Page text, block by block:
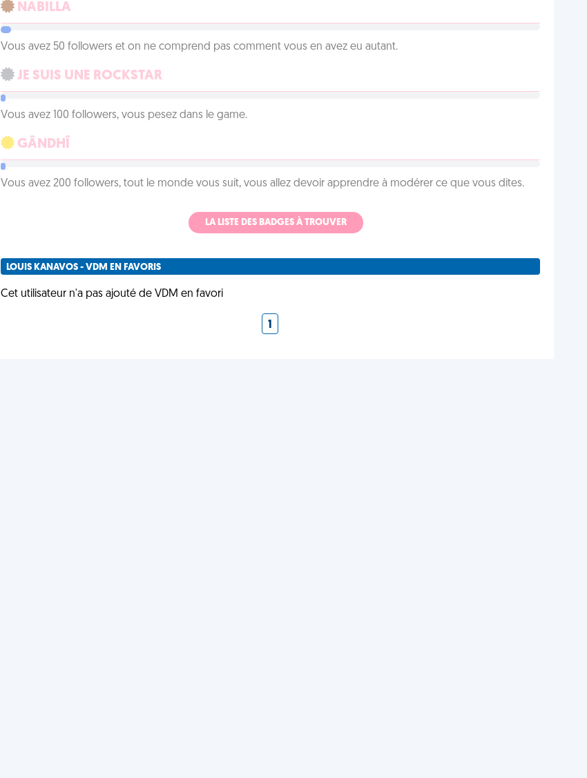
NABILLA
Vous avez 50 followers et on ne comprend pas comment vous en avez eu autant.
JE SUIS UNE ROCKSTAR
Vous avez 100 followers, vous pesez dans le game.
GÂNDHÎ
Vous avez 200 followers, tout le monde vous suit, vous allez devoir apprendre à modérer ce que vous dites.
LA LISTE DES BADGES À TROUVER
LOUIS KANAVOS - VDM EN FAVORIS
Cet utilisateur n'a pas ajouté de VDM en favori
1